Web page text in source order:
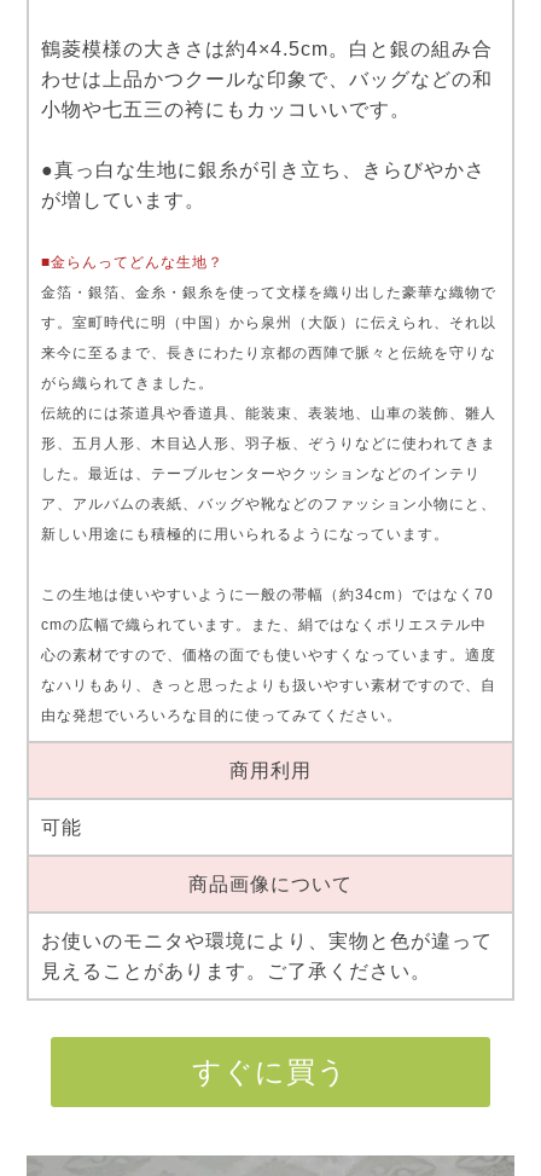
鶴菱模様の大きさは約4×4.5cm。白と銀の組み合
わせは上品かつクールな印象で、バッグなどの和
小物や七五三の袴にもカッコいいです。
●真っ白な生地に銀糸が引き立ち、きらびやかさ
が増しています。
■金らんってどんな生地？
金箔・銀箔、金糸・銀糸を使って文様を織り出した豪華な織物で
す。室町時代に明（中国）から泉州（大阪）に伝えられ、それ以
来今に至るまで、長きにわたり京都の西陣で脈々と伝統を守りな
がら織られてきました。
伝統的には茶道具や香道具、能装束、表装地、山車の装飾、雛人
形、五月人形、木目込人形、羽子板、ぞうりなどに使われてきま
した。最近は、テーブルセンターやクッションなどのインテリ
ア、アルバムの表紙、バッグや靴などのファッション小物にと、
新しい用途にも積極的に用いられるようになっています。
この生地は使いやすいように一般の帯幅（約34cm）ではなく70
cmの広幅で織られています。また、絹ではなくポリエステル中
心の素材ですので、価格の面でも使いやすくなっています。適度
なハリもあり、きっと思ったよりも扱いやすい素材ですので、自
由な発想でいろいろな目的に使ってみてください。
商用利用
可能
商品画像について
お使いのモニタや環境により、実物と色が違って
見えることがあります。ご了承ください。
すぐに買う